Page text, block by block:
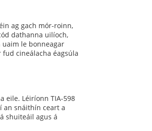
ag gach mór-roinn,
dathanna uilíoch,
le bonneagar
cineálacha éagsúla
eile. Léiríonn TIA-598
an snáithín ceart a
shuiteáil agus á